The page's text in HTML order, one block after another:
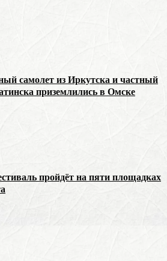
самолет из Иркутска и частный
приземлились в Омске
пройдёт на пяти площадках